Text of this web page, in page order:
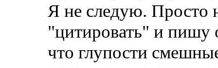
Я не следую. Просто
"цитировать" и пишу
что глупости